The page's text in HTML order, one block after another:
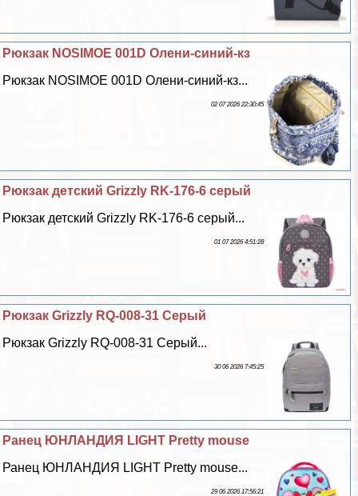
Рюкзак NOSIMOE 001D Олени-синий-кз
Рюкзак NOSIMOE 001D Олени-синий-кз...
02 07 2026 22:30:45
Рюкзак детский Grizzly RK-176-6 серый
Рюкзак детский Grizzly RK-176-6 серый...
01 07 2026 4:51:28
Рюкзак Grizzly RQ-008-31 Серый
Рюкзак Grizzly RQ-008-31 Серый...
30 06 2026 7:45:25
Ранец ЮНЛАНДИЯ LIGHT Pretty mouse
Ранец ЮНЛАНДИЯ LIGHT Pretty mouse...
29 06 2026 17:56:21